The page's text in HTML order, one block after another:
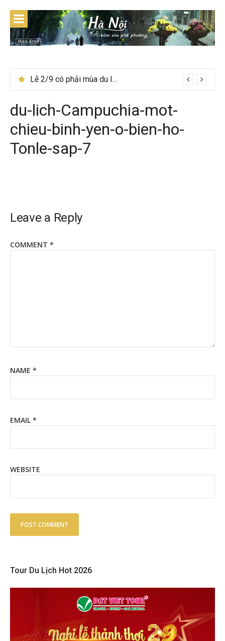
content
Lễ 2/9 có phải mùa du lịch Hà Giang đẹp không?
du-lich-Campuchia-mot-
chieu-binh-yen-o-bien-ho-
Tonle-sap-7
Leave a Reply
COMMENT *
NAME *
EMAIL *
WEBSITE
Tour Du Lịch Hot 2026